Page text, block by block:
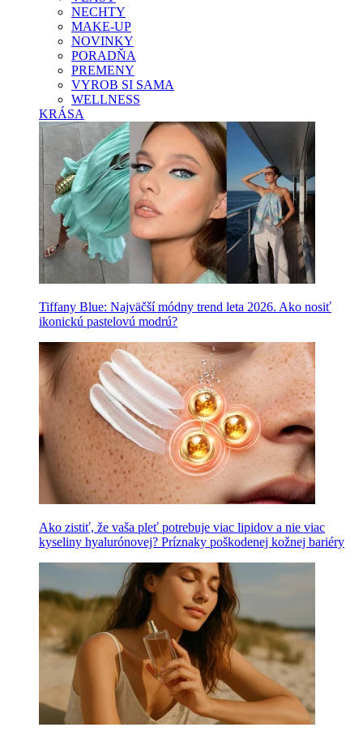
NECHTY
MAKE-UP
NOVINKY
PORADŇA
PREMENY
VYROB SI SAMA
WELLNESS
KRÁSA
Tiffany Blue: Najväčší módny trend leta 2026. Ako nosiť
ikonickú pastelovú modrú?
Ako zistiť, že vaša pleť potrebuje viac lipidov a nie viac
kyseliny hyalurónovej? Príznaky poškodenej kožnej bariéry